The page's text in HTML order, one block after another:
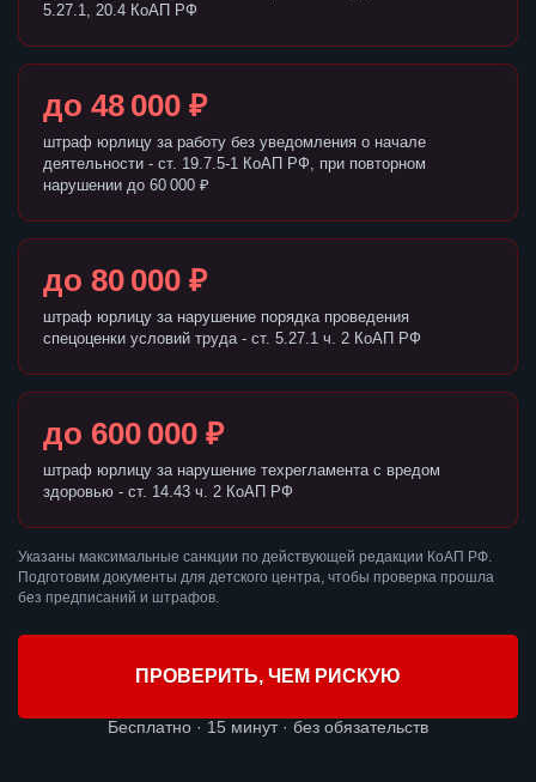
5.27.1, 20.4 КоАП РФ
до 48 000 ₽
штраф юрлицу за работу без уведомления о начале
деятельности - ст. 19.7.5-1 КоАП РФ, при повторном
нарушении до 60 000 ₽
до 80 000 ₽
штраф юрлицу за нарушение порядка проведения
спецоценки условий труда - ст. 5.27.1 ч. 2 КоАП РФ
до 600 000 ₽
штраф юрлицу за нарушение техрегламента с вредом
здоровью - ст. 14.43 ч. 2 КоАП РФ
Указаны максимальные санкции по действующей редакции КоАП РФ.
Подготовим документы для детского центра, чтобы проверка прошла
без предписаний и штрафов.
ПРОВЕРИТЬ, ЧЕМ РИСКУЮ
Бесплатно · 15 минут · без обязательств